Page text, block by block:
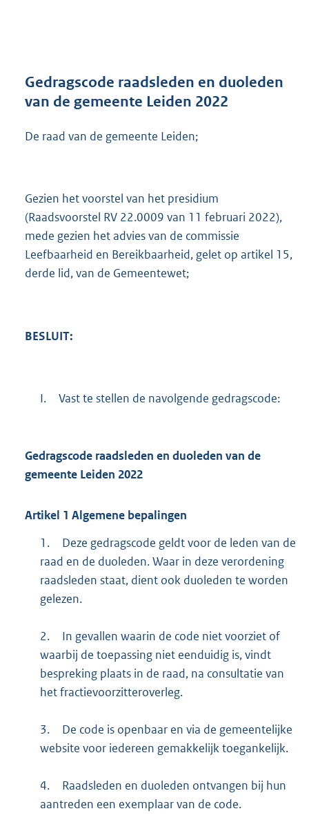
r
o
t
0
K
b
Gedragscode raadsleden en duoleden
van de gemeente Leiden 2022
De raad van de gemeente Leiden;
Gezien het voorstel van het presidium
(Raadsvoorstel RV 22.0009 van 11 februari 2022),
mede gezien het advies van de commissie
Leefbaarheid en Bereikbaarheid, gelet op artikel 15,
derde lid, van de Gemeentewet;
BESLUIT:
I. Vast te stellen de navolgende gedragscode:
Gedragscode raadsleden en duoleden van de
gemeente Leiden 2022
Artikel 1 Algemene bepalingen
1.
Deze gedragscode geldt voor de leden van de
raad en de duoleden. Waar in deze verordening
raadsleden staat, dient ook duoleden te worden
gelezen.
2.
In gevallen waarin de code niet voorziet of
waarbij de toepassing niet eenduidig is, vindt
bespreking plaats in de raad, na consultatie van
het fractievoorzitteroverleg.
3.
De code is openbaar en via de gemeentelijke
website voor iedereen gemakkelijk toegankelijk.
4.
Raadsleden en duoleden ontvangen bij hun
aantreden een exemplaar van de code.